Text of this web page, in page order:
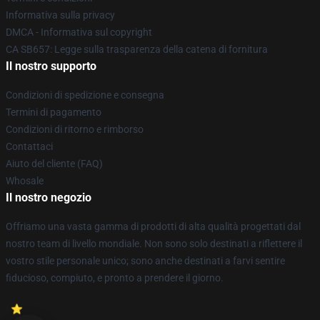
Informativa sulla privacy
DMCA - Informativa sul copyright
CA SB657: Legge sulla trasparenza della catena di fornitura
Il nostro supporto
Condizioni di spedizione e consegna
Termini di pagamento
Condizioni di ritorno e rimborso
Contattaci
Aiuto del cliente (FAQ)
Whosale
Il nostro negozio
Offriamo una vasta gamma di prodotti di alta qualità progettati dal
nostro team di livello mondiale. Non sono solo destinati a riflettere il
vostro stile personale unico; sono anche destinati a farvi sentire
fiducioso, compiuto, e pronto a prendere il giorno.